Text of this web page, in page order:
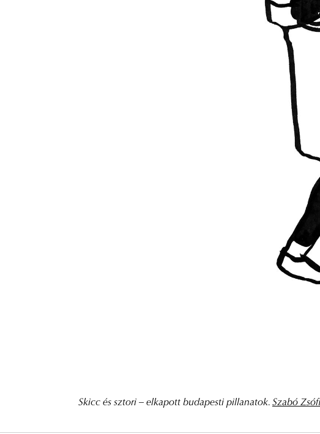
Skicc és sztori – elkapott budapesti pillanatok. Szabó Zsófi